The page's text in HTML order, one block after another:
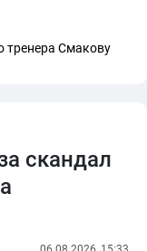
тренера Смакову
скандал